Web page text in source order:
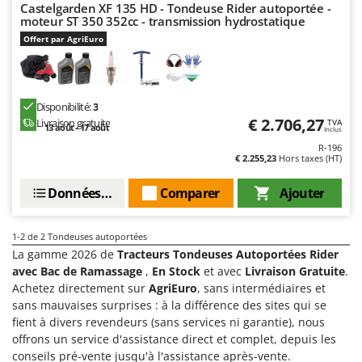
Groupes électrogènes
Gyrobroyeurs à lame pour tracteur
H
Haches - Cognées et Hachettes
Hachoirs à viande
Herses à Dents
Lames à neige
Lave-vitres
Lieuses électriques pour vignes
M
Machines à pâtes
E
EcoFlow
Edilmark
Effeuno
Einhell
Elegen
Enotecnica Pillan
EuroMech
Eurosystems
F
FAC
Fama Industrie
Famag
Castelgarden XF 135 HD - Tondeuse Rider autoportée -
moteur ST 350 352cc - transmission hydrostatique
Offert par AgriEuro
Disponibilité:3
Livraison gratuite
13 août - 17 août € 2.706,27 TVA
Inclus
R-196
€ 2.255,23 Hors taxes (HT)
Ajouter
Comparer
Données techniques
1-2 de 2 Tondeuses autoportées
La gamme 2026 de Tracteurs Tondeuses Autoportées Rider
avec Bac de Ramassage , En Stock et avec Livraison Gratuite.
Achetez directement sur AgriEuro, sans intermédiaires et
sans mauvaises surprises : à la différence des sites qui se
fient à divers revendeurs (sans services ni garantie), nous
offrons un service d'assistance direct et complet, depuis les
conseils pré-vente jusqu'à l'assistance après-vente.